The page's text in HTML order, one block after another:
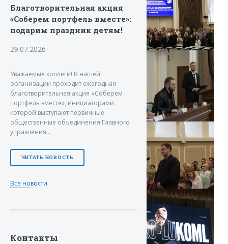
Благотворительная акция
«Соберем портфель вместе»:
подарим праздник детям!
29.07.2026
Уважаемые коллеги! В нашей
организации проходит ежегодная
благотворительная акция «Соберем
портфель вместе», инициаторами
которой выступают первичные
общественные объединения Главного
управления…
ЧИТАТЬ НОВОСТЬ
Все новости
Контакты